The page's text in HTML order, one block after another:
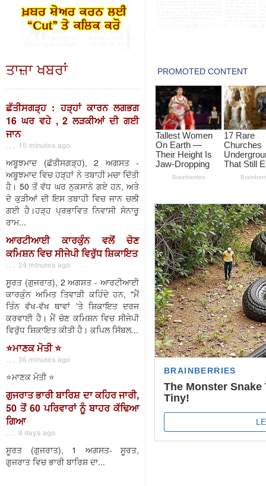
ਤਾਜ਼ਾ ਖਬਰਾਂ
ਛੱਤੀਸਗੜ੍ਹ : ਹੜ੍ਹਾਂ ਕਾਰਨ ਲਗਭਗ
16 ਘਰ ਵਹੇ , 2 ਲੜਕੀਆਂ ਦੀ ਗਈ
ਜਾਨ
. . . 16 minutes ago
ਅਬੂਝਮਾਦ (ਛੱਤੀਸਗੜ੍ਹ), 2 ਅਗਸਤ -
ਅਬੂਝਮਾਦ ਵਿਚ ਹੜ੍ਹਾਂ ਨੇ ਤਬਾਹੀ ਮਚਾ ਦਿੱਤੀ
ਹੈ। 50 ਤੋਂ ਵੱਧ ਘਰ ਨੁਕਸਾਨੇ ਗਏ ਹਨ, ਅਤੇ
ਦੋ ਕੁੜੀਆਂ ਦੀ ਇਸ ਤਬਾਹੀ ਵਿਚ ਜਾਨ ਚਲੀ
ਗਈ ਹੈ।ਹੜ੍ਹ ਪ੍ਰਭਾਵਿਤ ਨਿਵਾਸੀ ਸੋਨਾਰੂ
ਰਾਮ...
ਆਰਟੀਆਈ ਕਾਰਕੁੰਨ ਵਲੋਂ ਚੋਣ
ਕਮਿਸ਼ਨ ਵਿਚ ਸੀਜੇਪੀ ਵਿਰੁੱਧ ਸ਼ਿਕਾਇਤ
. . . 24 minutes ago
ਸੂਰਤ (ਗੁਜਰਾਤ), 2 ਅਗਸਤ - ਆਰਟੀਆਈ
ਕਾਰਕੁੰਨ ਅਮਿਤ ਤਿਵਾੜੀ ਕਹਿੰਦੇ ਹਨ, "ਮੈਂ
ਤਿੰਨ ਵੱਖ-ਵੱਖ ਥਾਵਾਂ 'ਤੇ ਸ਼ਿਕਾਇਤ ਦਰਜ
ਕਰਵਾਈ ਹੈ। ਮੈਂ ਚੋਣ ਕਮਿਸ਼ਨ ਵਿਚ ਸੀਜੇਪੀ
ਵਿਰੁੱਧ ਸ਼ਿਕਾਇਤ ਕੀਤੀ ਹੈ। ਕਪਿਲ ਸਿੱਬਲ...
⭐️ਮਾਣਕ ਮੋਤੀ ⭐️
. . . 36 minutes ago
⭐️ਮਾਣਕ ਮੋਤੀ ⭐️
ਗੁਜਰਾਤ ਭਾਰੀ ਬਾਰਿਸ਼ ਦਾ ਕਹਿਰ ਜਾਰੀ,
50 ਤੋਂ 60 ਪਰਿਵਾਰਾਂ ਨੂੰ ਬਾਹਰ ਕੱਢਿਆ
ਗਿਆ
. . . 8 days ago
ਸੂਰਤ (ਗੁਜਰਾਤ), 1 ਅਗਸਤ- ਸੂਰਤ,
ਗੁਜਰਾਤ ਵਿਚ ਭਾਰੀ ਬਾਰਿਸ਼ ਦਾ...